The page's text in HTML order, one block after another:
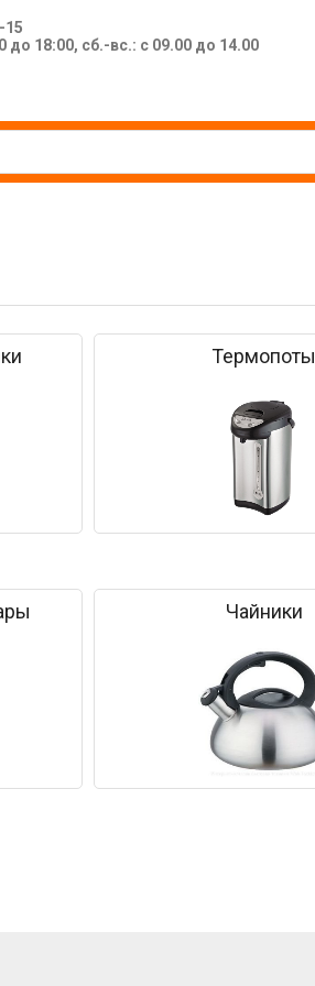
15
до 18:00, сб.-вс.: с 09.00 до 14.00
Термопоты
Чайники